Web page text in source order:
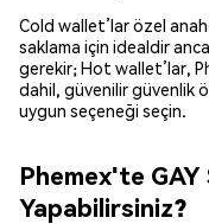
Cold wallet’lar özel
saklama için idealdir
gerekir; Hot wallet’lar,
dahil, güvenilir güvenlik
uygun seçeneği seçin.
Phemex'te GAY
Yapabilirsiniz?